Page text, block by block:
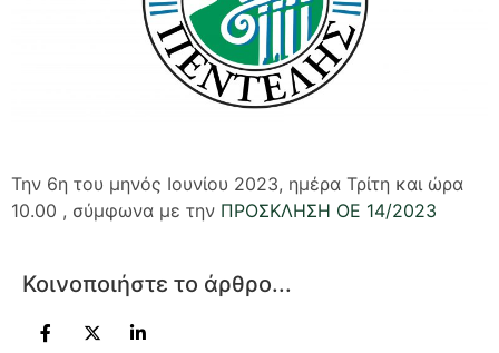
Την 6η του μηνός Ιουνίου 2023, ημέρα Τρίτη και ώρα
10.00 , σύμφωνα με την ΠΡΟΣΚΛΗΣΗ ΟΕ 14/2023
Κοινοποιήστε το άρθρο...